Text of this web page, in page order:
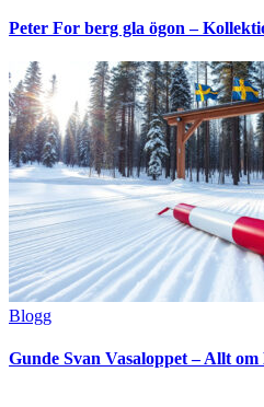
Peter For berg gla ögon –
Blogg
Gunde Svan Vasaloppet – Allt